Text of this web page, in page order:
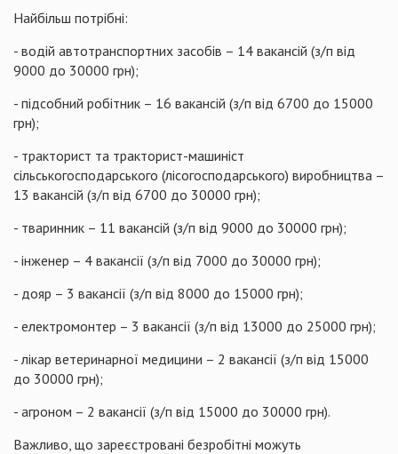
Найбільш потрібні:
- водій автотранспортних засобів – 14 вакансій (з/п від
9000 до 30000 грн);
- підсобний робітник – 16 вакансій (з/п від 6700 до 15000
грн);
- тракторист та тракторист-машиніст
сільськогосподарського (лісогосподарського) виробництва –
13 вакансій (з/п від 6700 до 30000 грн);
- тваринник – 11 вакансій (з/п від 9000 до 30000 грн);
- інженер – 4 вакансії (з/п від 7000 до 30000 грн);
- дояр – 3 вакансії (з/п від 8000 до 15000 грн);
- електромонтер – 3 вакансії (з/п від 13000 до 25000 грн);
- лікар ветеринарної медицини – 2 вакансії (з/п від 15000
до 30000 грн);
- агроном – 2 вакансії (з/п від 15000 до 30000 грн).
Важливо, що зареєстровані безробітні можуть